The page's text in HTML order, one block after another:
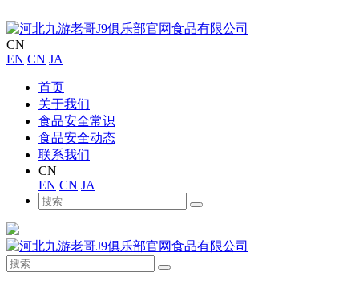
CN
EN CN JA
首页
关于我们
食品安全常识
食品安全动态
联系我们
CN
EN CN JA